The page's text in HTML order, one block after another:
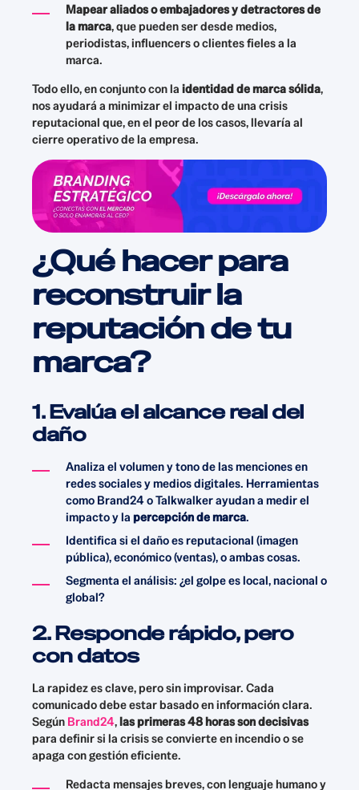
Mapear aliados o embajadores y detractores de
la marca, que pueden ser desde medios,
periodistas, influencers o clientes fieles a la
marca.
Todo ello, en conjunto con la identidad de marca sólida,
nos ayudará a minimizar el impacto de una crisis
reputacional que, en el peor de los casos, llevaría al
cierre operativo de la empresa.
¿Qué hacer para
reconstruir la
reputación de tu
marca?
1. Evalúa el alcance real del
daño
Analiza el volumen y tono de las menciones en
redes sociales y medios digitales. Herramientas
como Brand24 o Talkwalker ayudan a medir el
impacto y la percepción de marca.
Identifica si el daño es reputacional (imagen
pública), económico (ventas), o ambas cosas.
Segmenta el análisis: ¿el golpe es local, nacional o
global?
2. Responde rápido, pero
con datos
La rapidez es clave, pero sin improvisar. Cada
comunicado debe estar basado en información clara.
Según Brand24,las primeras 48 horas son decisivas
para definir si la crisis se convierte en incendio o se
apaga con gestión eficiente.
Redacta mensajes breves, con lenguaje humano y